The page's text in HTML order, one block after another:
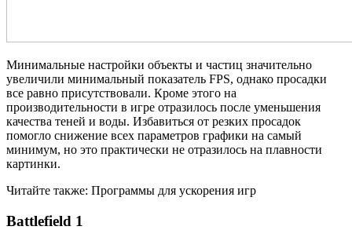
Минимальные настройки объекты и частиц значительно
увеличили минимальный показатель FPS, однако просадки
все равно присутствовали. Кроме этого на
производительности в игре отразилось после уменьшения
качества теней и воды. Избавиться от резких просадок
помогло снижение всех параметров графики на самый
минимум, но это практически не отразилось на плавности
картинки.
Читайте также: Программы для ускорения игр
Battlefield 1